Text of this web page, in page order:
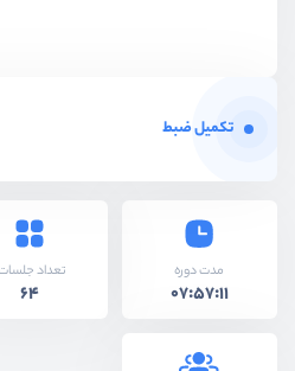
تکمیل ضبط
مدت دوره
07:57:11
تعداد
64